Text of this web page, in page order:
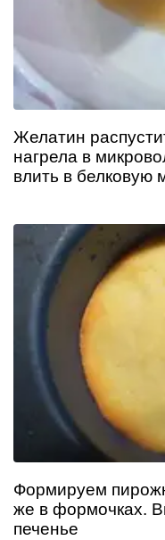
Желатин
нагрела в
влить в белковую
Формируем
же в формочках.
печенье